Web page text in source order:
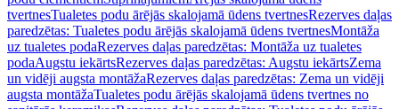
tvertnesTualetes podu ārējās skalojamā ūdens tvertnesRezerves daļas
paredzētas: Tualetes podu ārējās skalojamā ūdens tvertnesMontāža
uz tualetes podaRezerves daļas paredzētas: Montāža uz tualetes
podaAugstu iekārtsRezerves daļas paredzētas: Augstu iekārtsZema
un vidēji augsta montāžaRezerves daļas paredzētas: Zema un vidēji
augsta montāžaTualetes podu ārējās skalojamā ūdens tvertnes no